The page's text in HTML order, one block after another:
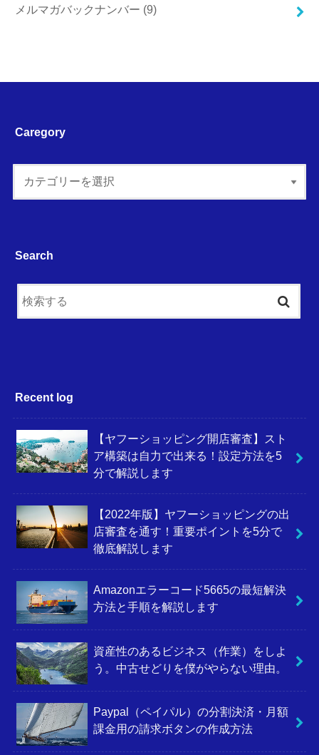
メルマガバックナンバー (9)
Caregory
Search
Recent log
【ヤフーショッピング開店審査】スト
ア構築は自力で出来る！設定方法を5
分で解説します
【2022年版】ヤフーショッピングの出
店審査を通す！重要ポイントを5分で
徹底解説します
Amazonエラーコード5665の最短解決
方法と手順を解説します
資産性のあるビジネス（作業）をしよ
う。中古せどりを僕がやらない理由。
Paypal（ペイパル）の分割決済・月額
課金用の請求ボタンの作成方法